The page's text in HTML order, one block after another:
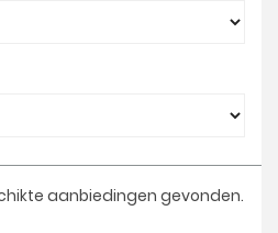
aanbiedingen gevonden.